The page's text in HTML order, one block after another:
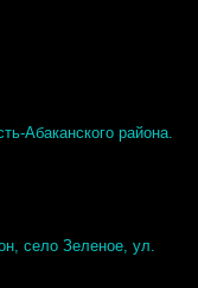
Абаканского района.
село Зеленое, ул.